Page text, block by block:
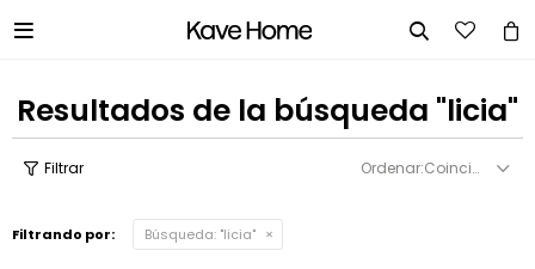
 
Resultados de la búsqueda "licia"
Coincidencia
Filtrando por: Búsqueda: "licia"